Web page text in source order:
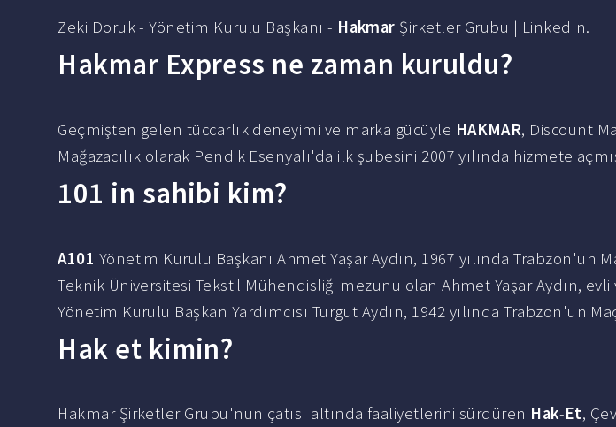
Zeki Doruk - Yönetim Kurulu Başkanı - Hakmar Şirketler Grubu | LinkedIn.
Hakmar Express ne zaman kuruldu?
Geçmişten gelen tüccarlık deneyimi ve marka gücüyle HAKMAR, Discount
Mağazacılık olarak Pendik Esenyalı'da ilk şubesini 2007 yılında hizmete
101 in sahibi kim?
A101 Yönetim Kurulu Başkanı Ahmet Yaşar Aydın, 1967 yılında Trabzon'un
Teknik Üniversitesi Tekstil Mühendisliği mezunu olan Ahmet Yaşar Aydın, evli
Yönetim Kurulu Başkan Yardımcısı Turgut Aydın, 1942 yılında Trabzon'un
Hak et kimin?
Hakmar Şirketler Grubu'nun çatısı altında faaliyetlerini sürdüren Hak-Et,